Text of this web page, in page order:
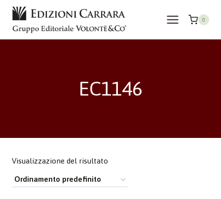
Salta
contenuto
0
EC1146
Visualizzazione del risultato